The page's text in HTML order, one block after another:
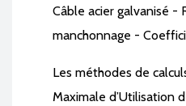
Câble acier galvanisé -
manchonnage -
Les méthodes de
Maximale d’Utilisation